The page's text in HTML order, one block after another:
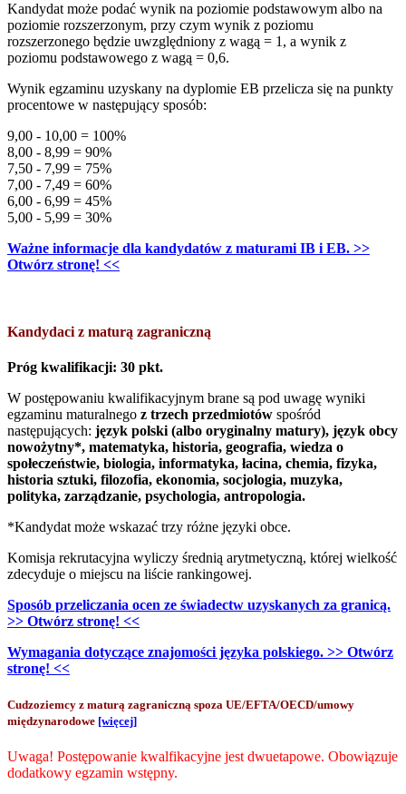
Kandydat może podać wynik na poziomie podstawowym albo na
poziomie rozszerzonym, przy czym wynik z poziomu
rozszerzonego będzie uwzględniony z wagą = 1, a wynik z
poziomu podstawowego z wagą = 0,6.
Wynik egzaminu uzyskany na dyplomie EB przelicza się na punkty
procentowe w następujący sposób:
9,00 - 10,00 = 100%
8,00 - 8,99 = 90%
7,50 - 7,99 = 75%
7,00 - 7,49 = 60%
6,00 - 6,99 = 45%
5,00 - 5,99 = 30%
Ważne informacje dla kandydatów z maturami IB i EB. >>
Otwórz stronę! <<
Kandydaci z maturą zagraniczną
Próg kwalifikacji: 30 pkt.
W postępowaniu kwalifikacyjnym brane są pod uwagę wyniki
egzaminu maturalnego z trzech przedmiotów spośród
następujących: język polski (albo oryginalny matury), język obcy
nowożytny*, matematyka, historia, geografia, wiedza o
społeczeństwie, biologia, informatyka, łacina, chemia, fizyka,
historia sztuki, filozofia, ekonomia, socjologia, muzyka,
polityka, zarządzanie, psychologia, antropologia.
*Kandydat może wskazać trzy różne języki obce.
Komisja rekrutacyjna wyliczy średnią arytmetyczną, której wielkość
zdecyduje o miejscu na liście rankingowej.
Sposób przeliczania ocen ze świadectw uzyskanych za granicą.
>> Otwórz stronę! <<
Wymagania dotyczące znajomości języka polskiego. >> Otwórz
stronę! <<
Cudzoziemcy z maturą zagraniczną spoza UE/EFTA/OECD/umowy
międzynarodowe [więcej]
Uwaga! Postępowanie kwalfikacyjne jest dwuetapowe. Obowiązuje
dodatkowy egzamin wstępny.